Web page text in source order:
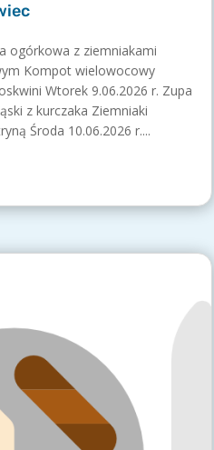
ogórkowa z ziemniakami
Kompot wielowocowy
Wtorek 9.06.2026 r. Zupa
z kurczaka Ziemniaki
Środa 10.06.2026 r....